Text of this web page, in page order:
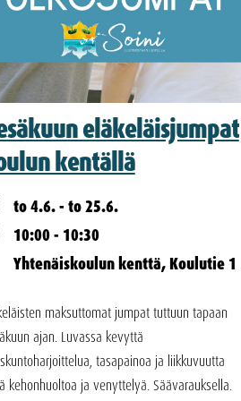
eläkeläisjumpat
kentällä
to 4.6. - to 25.6.
10:00 - 10:30
Yhtenäiskoulun kenttä, Koulutie 1
maksuttomat jumpat tuttuun tapaan
ajan. Luvassa kevyttä
tasapainoa ja liikkuvuutta
kehonhuoltoa ja venyttelyä. Säävarauksella.